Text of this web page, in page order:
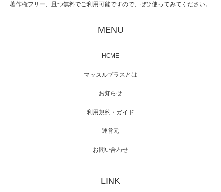
映画「メカバース」舞台挨拶へマッスルプラ
【TV】NHK BS「COOL JAPAN 」にてマッス
著作権フリー、且つ無料でご利用可能ですので、ぜひ使ってみてください。
MENU
HOME
マッスルプラスとは
お知らせ
利用規約・ガイド
運営元
お問い合わせ
LINK